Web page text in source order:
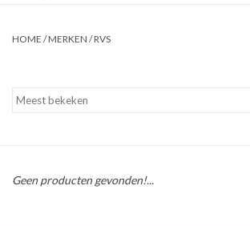
Onderdelen bakwanden
Over ons
HOME /MERKEN /RVS
Geen producten gevonden!...